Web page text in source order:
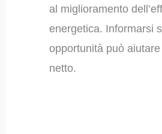
al miglioramento
energetica. Informarsi
opportunità può
netto.